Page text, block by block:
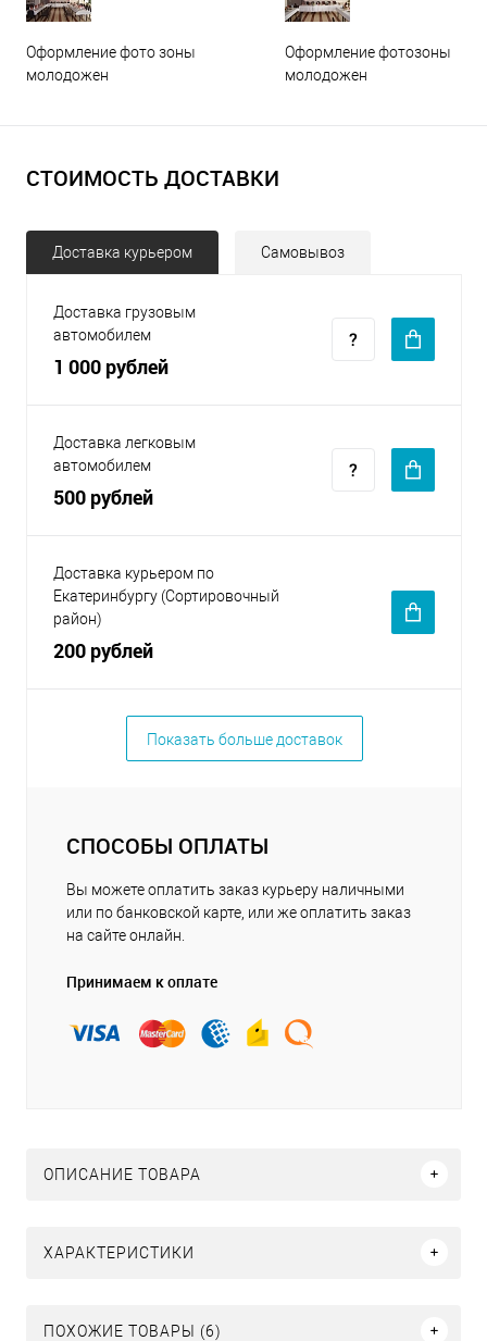
Оформление фото зоны
молодожен
Оформление фотозоны
молодожен
СТОИМОСТЬ ДОСТАВКИ
Доставка курьером Самовывоз
Доставка грузовым
автомобилем
1 000 рублей
Доставка легковым
автомобилем
500 рублей
Доставка курьером по
Екатеринбургу (Сортировочный
район)
200 рублей
Показать больше доставок
СПОСОБЫ ОПЛАТЫ
Вы можете оплатить заказ курьеру наличными
или по банковской карте, или же оплатить заказ
на сайте онлайн.
Принимаем к оплате
ОПИСАНИЕ ТОВАРА
ХАРАКТЕРИСТИКИ
ПОХОЖИЕ ТОВАРЫ (6)